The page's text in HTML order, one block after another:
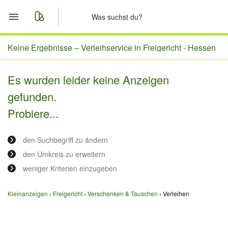
Start
Nachrichten
Anzeige aufgeben
Keine Ergebnisse –Verleihservice in Freigericht - Hessen
Es wurden leider keine Anzeigen
gefunden.
Probiere...
den Suchbegriff zu ändern
den Umkreis zu erweitern
weniger Kriterien einzugeben
Kleinanzeigen Freigericht Verschenken & Tauschen Verleihen